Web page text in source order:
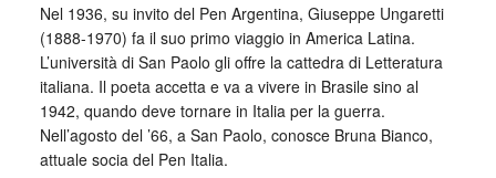
Nel 1936, su invito del Pen Argentina, Giuseppe Ungaretti
(1888-1970) fa il suo primo viaggio in America Latina.
L’università di San Paolo gli offre la cattedra di Letteratura
italiana. Il poeta accetta e va a vivere in Brasile sino al
1942, quando deve tornare in Italia per la guerra.
Nell’agosto del ’66, a San Paolo, conosce Bruna Bianco,
attuale socia del Pen Italia.